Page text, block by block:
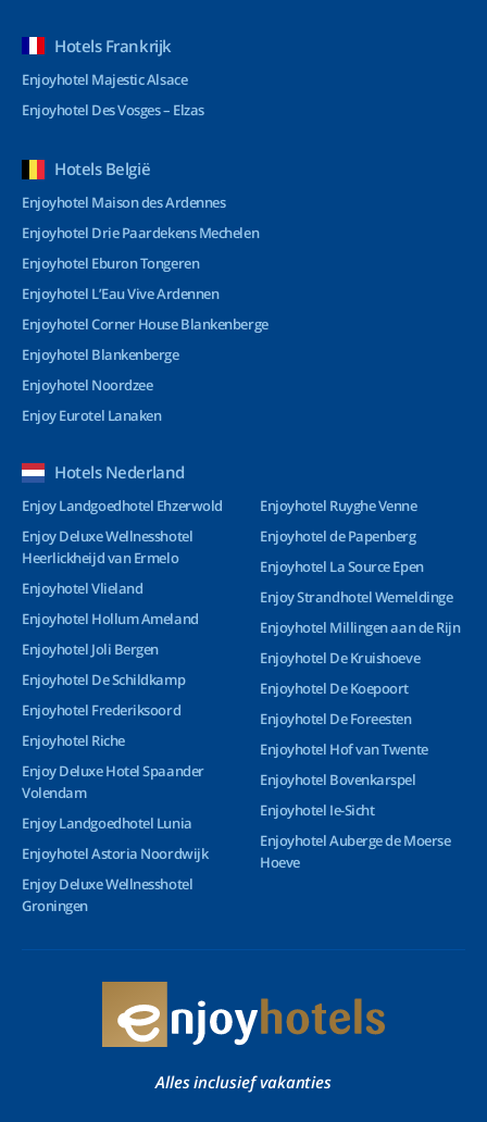
Hotels Frankrijk
Enjoyhotel Majestic Alsace
Enjoyhotel Des Vosges – Elzas
Hotels België
Enjoyhotel Maison des Ardennes
Enjoyhotel Drie Paardekens Mechelen
Enjoyhotel Eburon Tongeren
Enjoyhotel L’Eau Vive Ardennen
Enjoyhotel Corner House Blankenberge
Enjoyhotel Blankenberge
Enjoyhotel Noordzee
Enjoy Eurotel Lanaken
Hotels Nederland
Enjoy Landgoedhotel Ehzerwold
Enjoy Deluxe Wellnesshotel
Heerlickheijd van Ermelo
Enjoyhotel Vlieland
Enjoyhotel Hollum Ameland
Enjoyhotel Joli Bergen
Enjoyhotel De Schildkamp
Enjoyhotel Frederiksoord
Enjoyhotel Riche
Enjoy Deluxe Hotel Spaander
Volendam
Enjoy Landgoedhotel Lunia
Enjoyhotel Astoria Noordwijk
Enjoy Deluxe Wellnesshotel
Groningen
Enjoyhotel Ruyghe Venne
Enjoyhotel de Papenberg
Enjoyhotel La Source Epen
Enjoy Strandhotel Wemeldinge
Enjoyhotel Millingen aan de Rijn
Enjoyhotel De Kruishoeve
Enjoyhotel De Koepoort
Enjoyhotel De Foreesten
Enjoyhotel Hof van Twente
Enjoyhotel Bovenkarspel
Enjoyhotel Ie-Sicht
Enjoyhotel Auberge de Moerse
Hoeve
Alles inclusief vakanties